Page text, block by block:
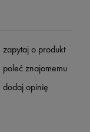
zapytaj o produkt
poleć znajomemu
dodaj opinię